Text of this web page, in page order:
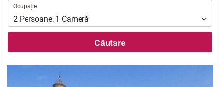
Ocupație
Ocupație
2 Persoane, 1 Cameră
Căutare